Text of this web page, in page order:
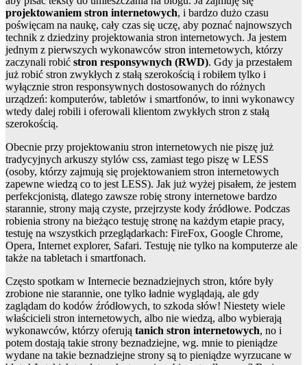
projektowaniem stron internetowych, i bardzo dużo czasu
poświęcam na naukę, cały czas się uczę, aby poznać najnowszych
technik z dziedziny projektowania stron internetowych. Ja jestem
jednym z pierwszych wykonawców stron internetowych, którzy
zaczynali robić stron responsywnych (RWD). Gdy ja przestałem
już robić stron zwykłych z stałą szerokością i robiłem tylko i
wyłącznie stron responsywnych dostosowanych do różnych
urządzeń: komputerów, tabletów i smartfonów, to inni wykonawcy
wtedy dalej robili i oferowali klientom zwykłych stron z stałą
szerokością.
Obecnie przy projektowaniu stron internetowych nie piszę już
tradycyjnych arkuszy stylów css, zamiast tego piszę w LESS
(osoby, którzy zajmują się projektowaniem stron internetowych
zapewne wiedzą co to jest LESS). Jak już wyżej pisałem, że jestem
perfekcjonistą, dlatego zawsze robię strony internetowe bardzo
starannie, strony mają czyste, przejrzyste kody źródłowe. Podczas
robienia strony na bieżąco testuję stronę na każdym etapie pracy,
testuję na wszystkich przeglądarkach: FireFox, Google Chrome,
Opera, Internet explorer, Safari. Testuję nie tylko na komputerze ale
także na tabletach i smartfonach.
Często spotkam w Internecie beznadziejnych stron, które były
zrobione nie starannie, one tylko ładnie wyglądają, ale gdy
zaglądam do kodów źródłowych, to szkoda słów! Niestety wiele
właścicieli stron internetowych, albo nie wiedzą, albo wybierają
wykonawców, którzy oferują tanich stron internetowych, no i
potem dostają takie strony beznadziejne, wg. mnie to pieniądze
wydane na takie beznadziejne strony są to pieniądze wyrzucane w